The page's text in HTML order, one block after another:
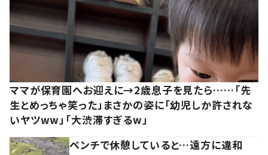
ママが保育園へお迎えに→2歳息子を見たら……「先
生とめっちゃ笑った」まさかの姿に「幼児しか許されな
いヤツww」「大渋滞すぎるw」
ベンチで休憩していると…遠方に違和